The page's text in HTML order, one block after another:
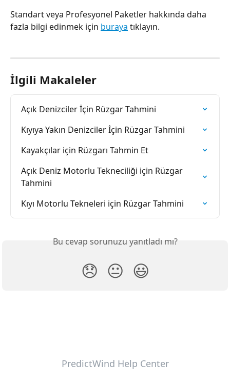
Standart veya Profesyonel Paketler hakkında daha
fazla bilgi edinmek için buraya tıklayın.
İlgili Makaleler
Açık Denizciler İçin Rüzgar Tahmini
Kıyıya Yakın Denizciler İçin Rüzgar Tahmini
Kayakçılar için Rüzgarı Tahmin Et
Açık Deniz Motorlu Tekneciliği için Rüzgar
Tahmini
Kıyı Motorlu Tekneleri için Rüzgar Tahmini
Bu cevap sorunuzu yanıtladı mı?
😞 😐 😃
PredictWind Help Center